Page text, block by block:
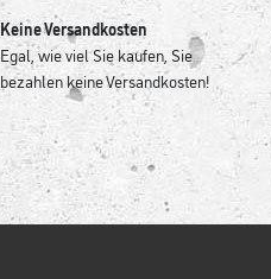
Keine Versandkosten
Egal, wie viel Sie kaufen, Sie
bezahlen keine Versandkosten!